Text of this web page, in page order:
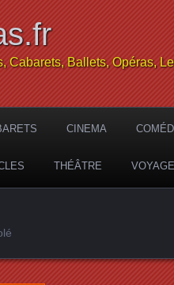
Cabarets, Ballets, Opéras,
CINEMA
THÉÂTRE